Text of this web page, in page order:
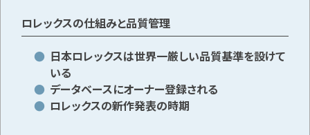
ロレックスの仕組みと品質管理
日本ロレックスは世界一厳しい品質基準を設けて
いる
データベースにオーナー登録される
ロレックスの新作発表の時期